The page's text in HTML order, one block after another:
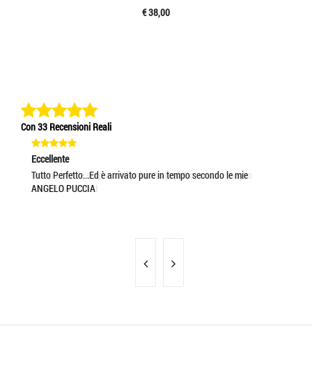
€ 38,00
Con 33 Recensioni Reali
Eccellente
Una piacevole sorpresa! Il prodotto perfetto, ancora meglio
MAURIZIO GOBBI
Eccellente
Tutto Perfetto...Ed è arrivato pure in tempo secondo le mie
ANGELO PUCCIA